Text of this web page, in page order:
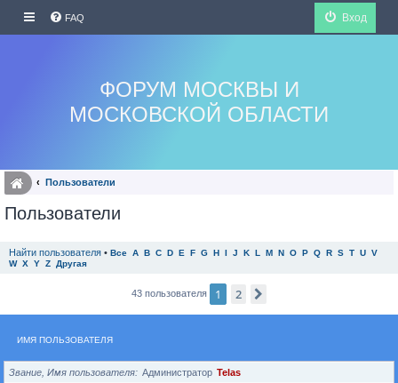
FAQ Вход
ФОРУМ МОСКВЫ И
МОСКОВСКОЙ ОБЛАСТИ
Пользователи
Пользователи
Найти пользователя • Все A B C D E F G H I J K L M N O P Q R S T U V
W X Y Z Другая
43 пользователя 1 2
ИМЯ ПОЛЬЗОВАТЕЛЯ
Звание, Имя пользователя Администратор Telas